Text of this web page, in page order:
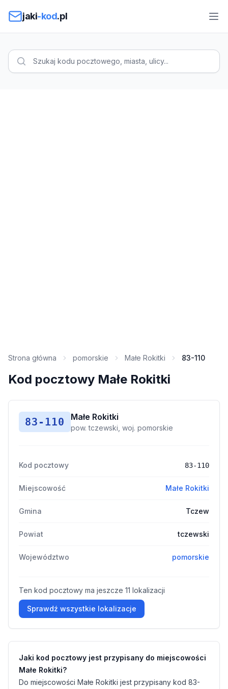
jaki-kod.pl
Strona główna pomorskie Małe Rokitki 83-110
Kod pocztowy Małe Rokitki
83-110 Małe Rokitki
pow. tczewski, woj. pomorskie
Kod pocztowy 83-110
Miejscowość Małe Rokitki
Gmina Tczew
Powiat tczewski
Województwo pomorskie
Ten kod pocztowy ma jeszcze 11 lokalizacji
Sprawdź wszystkie lokalizacje
Jaki kod pocztowy jest przypisany do miejscowości
Małe Rokitki?
Do miejscowości Małe Rokitki jest przypisany kod 83-